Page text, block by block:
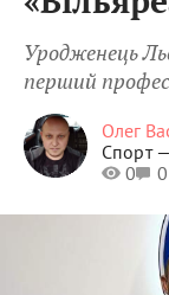
Уродженець
перший
Олег
Спорт —
0
0